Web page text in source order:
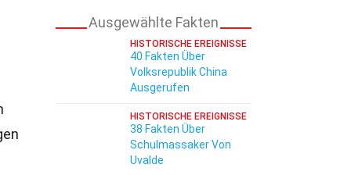
Ausgewählte Fakten
HISTORISCHE EREIGNISSE
40 Fakten Über
Volksrepublik China
Ausgerufen
HISTORISCHE EREIGNISSE
38 Fakten Über
Schulmassaker Von
Uvalde